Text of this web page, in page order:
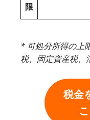
限
* 可処分所得の上
税、固定資産税、
税金